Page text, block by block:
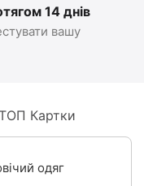
14 днів
вашу
Картки
одяг